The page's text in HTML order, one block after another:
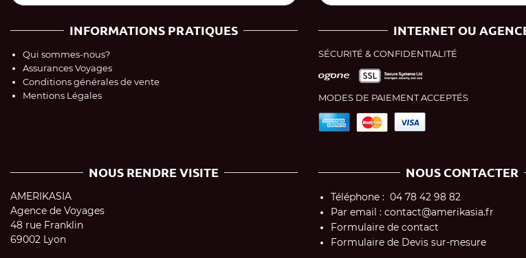
INFORMATIONS PRATIQUES
Qui sommes-nous?
Assurances Voyages
Conditions générales de vente
Mentions Légales
INTERNET OU
SÉCURITÉ & CONFIDENTIALITÉ
MODES DE PAIEMENT ACCEPTÉS
NOUS RENDRE VISITE
AMERIKASIA
Agence de Voyages
48 rue Franklin
69002 Lyon
NOUS CONTACTER
Téléphone : 04 78 42 98 82
Par email : contact@amerikasia.fr
Formulaire de contact
Formulaire de Devis sur-mesure